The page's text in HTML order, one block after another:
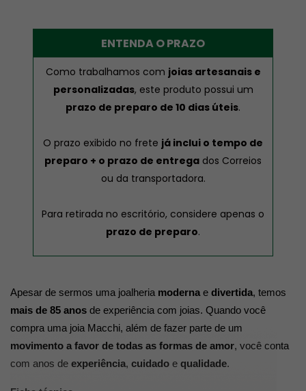
ENTENDA O PRAZO
Como trabalhamos com joias artesanais e
personalizadas, este produto possui um
prazo de preparo de 10 dias úteis.
O prazo exibido no frete já inclui o tempo de
preparo + o prazo de entrega dos Correios
ou da transportadora.
Para retirada no escritório, considere apenas o
prazo de preparo.
Apesar de sermos uma joalheria moderna e divertida
mais de 85 anos de experiência com joias. Quando você
movimento a favor de todas as formas de amor, você conta
com anos de experiência, cuidado e qualidade.